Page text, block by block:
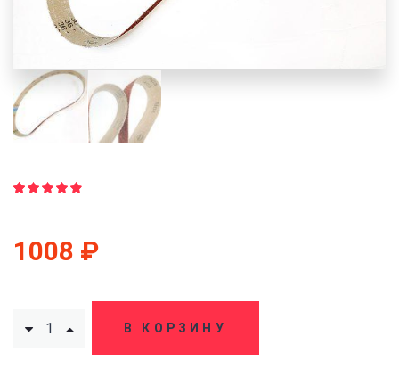
основе
опроса
1008 ₽
В КОРЗИНУ